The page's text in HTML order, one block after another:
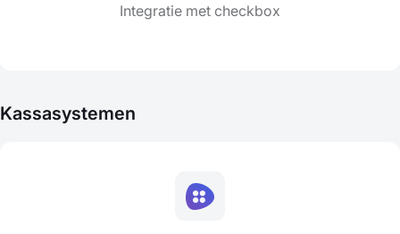
Integratie met checkbox
Kassasystemen